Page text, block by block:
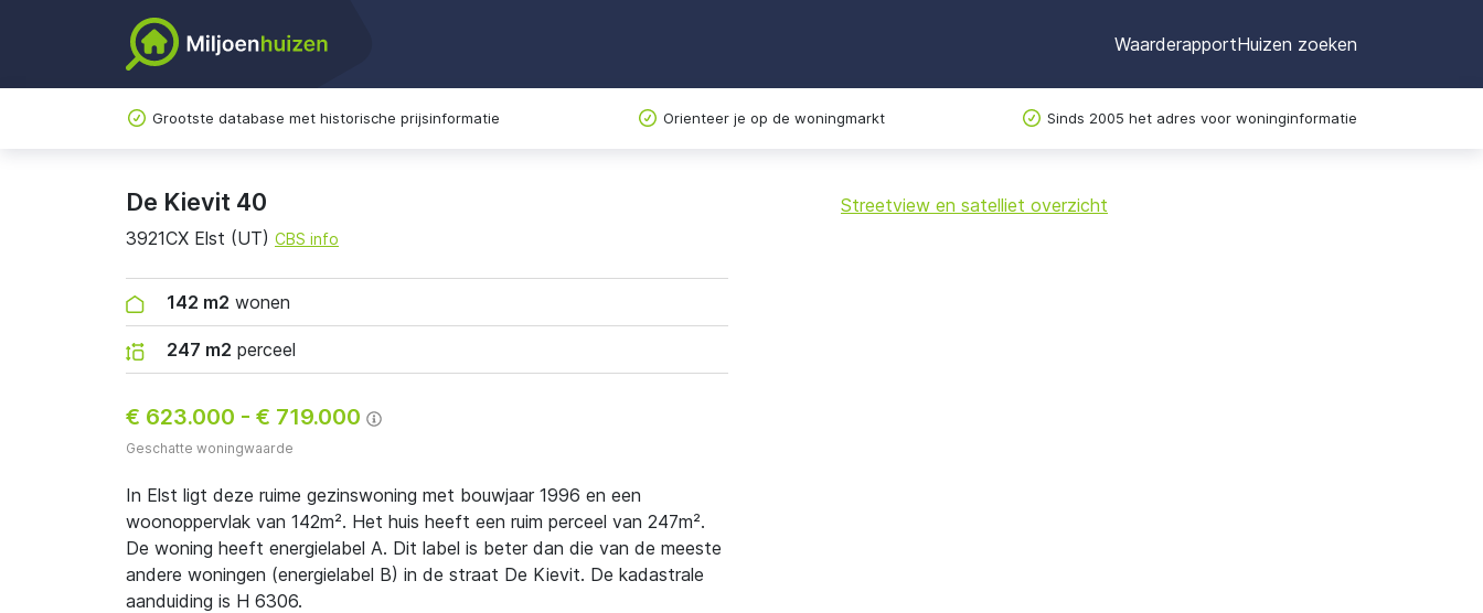
WaarderapportHuizen zoeken
Grootste database met historische prijsinformatie Orienteer je op de woningmarkt Sinds 2005 het adres voor woninginformatie
De Kievit 40
3921CX Elst (UT) CBS info
142 m2 wonen
247 m2 perceel
€ 623.000 - € 719.000
Geschatte woningwaarde
In Elst ligt deze ruime gezinswoning met bouwjaar 1996 en een
woonoppervlak van 142m². Het huis heeft een ruim perceel van 247m².
De woning heeft energielabel A. Dit label is beter dan die van de meeste
andere woningen (energielabel B) in de straat De Kievit. De kadastrale
aanduiding is H 6306.
+
Streetview en satelliet overzicht